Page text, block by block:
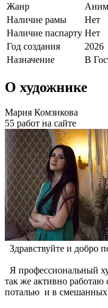
Жанр
Наличие рамы
Нет
Наличие паспарту Нет
Год создания
2026
Назначение
В
О художнике
Мария Комзикова
55 работ на сайте
Здравствуйте и добро
Я профессиональный
так же активно работаю
поталью и в смешанных